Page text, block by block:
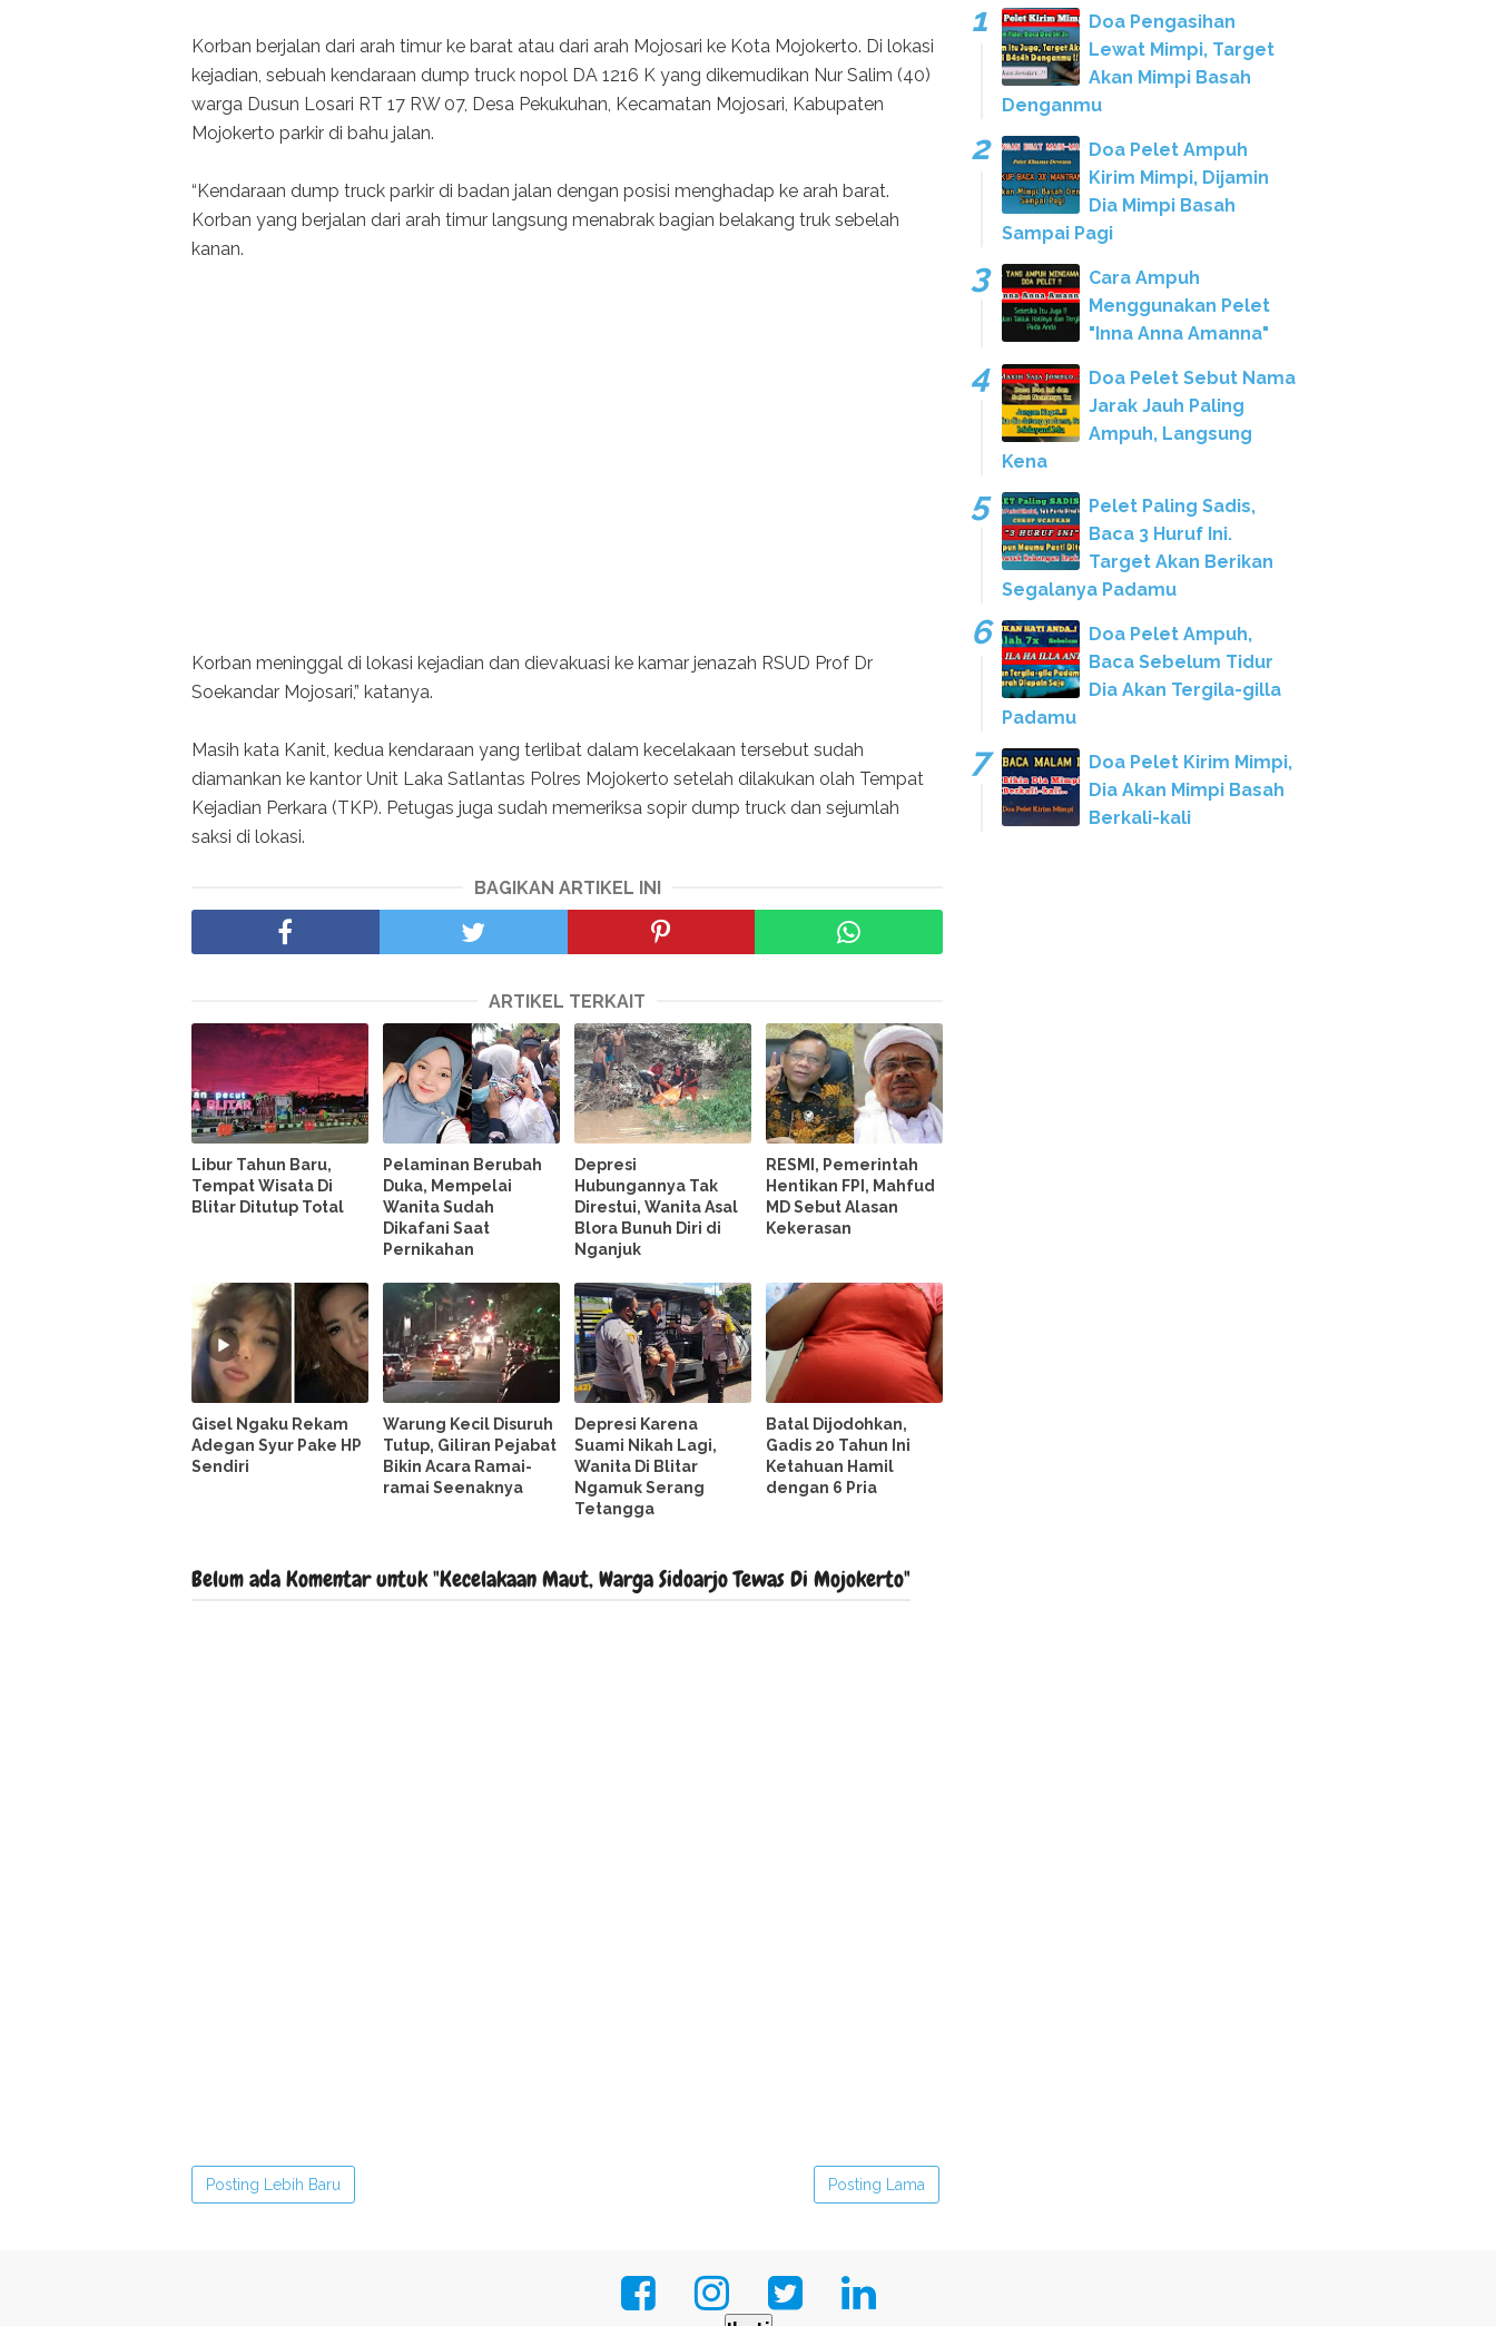
Korban berjalan dari arah timur ke barat atau dari arah Mojosari ke Kota Mojokerto. Di lokasi
kejadian, sebuah kendaraan dump truck nopol DA 1216 K yang dikemudikan Nur Salim (40)
warga Dusun Losari RT 17 RW 07, Desa Pekukuhan, Kecamatan Mojosari, Kabupaten
Mojokerto parkir di bahu jalan.
“Kendaraan dump truck parkir di badan jalan dengan posisi menghadap ke arah barat.
Korban yang berjalan dari arah timur langsung menabrak bagian belakang truk sebelah
kanan.
Korban meninggal di lokasi kejadian dan dievakuasi ke kamar jenazah RSUD Prof Dr
Soekandar Mojosari,” katanya.
Masih kata Kanit, kedua kendaraan yang terlibat dalam kecelakaan tersebut sudah
diamankan ke kantor Unit Laka Satlantas Polres Mojokerto setelah dilakukan olah Tempat
Kejadian Perkara (TKP). Petugas juga sudah memeriksa sopir dump truck dan sejumlah
saksi di lokasi.
BAGIKAN ARTIKEL INI
ARTIKEL TERKAIT
Libur Tahun Baru,
Tempat Wisata Di
Blitar Ditutup Total
Pelaminan Berubah
Duka, Mempelai
Wanita Sudah
Dikafani Saat
Pernikahan
Depresi
Hubungannya Tak
Direstui, Wanita Asal
Blora Bunuh Diri di
Nganjuk
RESMI, Pemerintah
Hentikan FPI, Mahfud
MD Sebut Alasan
Kekerasan
Gisel Ngaku Rekam
Adegan Syur Pake HP
Sendiri
Warung Kecil Disuruh
Tutup, Giliran Pejabat
Bikin Acara Ramai-
ramai Seenaknya
Depresi Karena
Suami Nikah Lagi,
Wanita Di Blitar
Ngamuk Serang
Tetangga
Batal Dijodohkan,
Gadis 20 Tahun Ini
Ketahuan Hamil
dengan 6 Pria
Belum ada Komentar untuk "Kecelakaan Maut, Warga Sidoarjo Tewas Di Mojokerto"
Posting Lebih Baru Posting Lama
Doa Pengasihan
Lewat Mimpi, Target
Akan Mimpi Basah
Denganmu
Doa Pelet Ampuh
Kirim Mimpi, Dijamin
Dia Mimpi Basah
Sampai Pagi
Cara Ampuh
Menggunakan Pelet
"Inna Anna Amanna"
Doa Pelet Sebut Nama
Jarak Jauh Paling
Ampuh, Langsung
Kena
Pelet Paling Sadis,
Baca 3 Huruf Ini.
Target Akan Berikan
Segalanya Padamu
Doa Pelet Ampuh,
Baca Sebelum Tidur
Dia Akan Tergila-gilla
Padamu
Doa Pelet Kirim Mimpi,
Dia Akan Mimpi Basah
Berkali-kali